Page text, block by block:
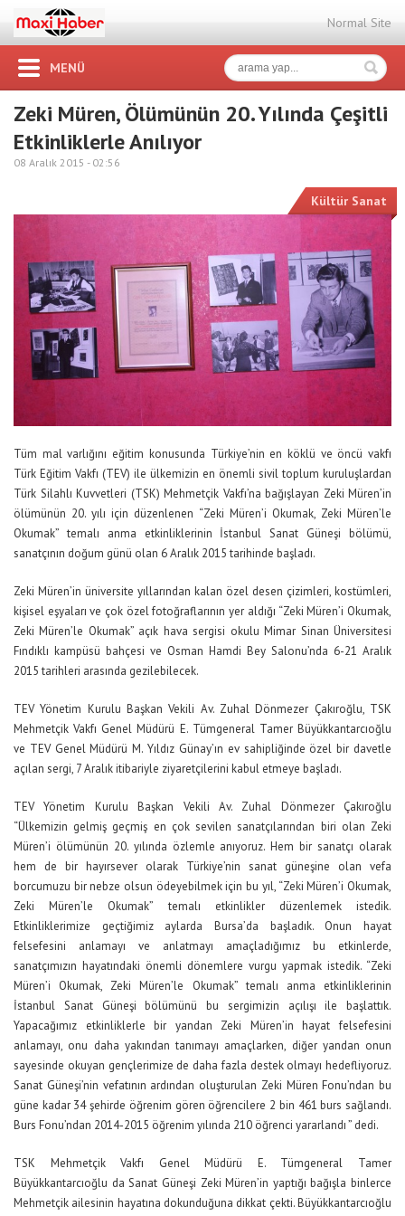
Normal Site
MENÜ
Zeki Müren, Ölümünün 20. Yılında Çeşitli
Etkinliklerle Anılıyor
08 Aralık 2015 - 02:56
Kültür Sanat
Tüm mal varlığını eğitim konusunda Türkiye’nin en köklü ve öncü vakfı
Türk Eğitim Vakfı (TEV) ile ülkemizin en önemli sivil toplum kuruluşlardan
Türk Silahlı Kuvvetleri (TSK) Mehmetçik Vakfı’na bağışlayan Zeki Müren’in
ölümünün 20. yılı için düzenlenen “Zeki Müren’i Okumak, Zeki Müren’le
Okumak” temalı anma etkinliklerinin İstanbul Sanat Güneşi bölümü,
sanatçının doğum günü olan 6 Aralık 2015 tarihinde başladı.
Zeki Müren’in üniversite yıllarından kalan özel desen çizimleri, kostümleri,
kişisel eşyaları ve çok özel fotoğraflarının yer aldığı “Zeki Müren’i Okumak,
Zeki Müren’le Okumak” açık hava sergisi okulu Mimar Sinan Üniversitesi
Fındıklı kampüsü bahçesi ve Osman Hamdi Bey Salonu’nda 6-21 Aralık
2015 tarihleri arasında gezilebilecek.
TEV Yönetim Kurulu Başkan Vekili Av. Zuhal Dönmezer Çakıroğlu, TSK
Mehmetçik Vakfı Genel Müdürü E. Tümgeneral Tamer Büyükkantarcıoğlu
ve TEV Genel Müdürü M. Yıldız Günay’ın ev sahipliğinde özel bir davetle
açılan sergi, 7 Aralık itibariyle ziyaretçilerini kabul etmeye başladı.
TEV Yönetim Kurulu Başkan Vekili Av. Zuhal Dönmezer Çakıroğlu
“Ülkemizin gelmiş geçmiş en çok sevilen sanatçılarından biri olan Zeki
Müren’i ölümünün 20. yılında özlemle anıyoruz. Hem bir sanatçı olarak
hem de bir hayırsever olarak Türkiye’nin sanat güneşine olan vefa
borcumuzu bir nebze olsun ödeyebilmek için bu yıl, “Zeki Müren’i Okumak,
Zeki Müren’le Okumak” temalı etkinlikler düzenlemek istedik.
Etkinliklerimize geçtiğimiz aylarda Bursa’da başladık. Onun hayat
felsefesini anlamayı ve anlatmayı amaçladığımız bu etkinlerde,
sanatçımızın hayatındaki önemli dönemlere vurgu yapmak istedik. “Zeki
Müren’i Okumak, Zeki Müren’le Okumak” temalı anma etkinliklerinin
İstanbul Sanat Güneşi bölümünü bu sergimizin açılışı ile başlattık.
Yapacağımız etkinliklerle bir yandan Zeki Müren’in hayat felsefesini
anlamayı, onu daha yakından tanımayı amaçlarken, diğer yandan onun
sayesinde okuyan gençlerimize de daha fazla destek olmayı hedefliyoruz.
Sanat Güneşi’nin vefatının ardından oluşturulan Zeki Müren Fonu’ndan bu
güne kadar 34 şehirde öğrenim gören öğrencilere 2 bin 461 burs sağlandı.
Burs Fonu’ndan 2014-2015 öğrenim yılında 210 öğrenci yararlandı ” dedi.
TSK Mehmetçik Vakfı Genel Müdürü E. Tümgeneral Tamer
Büyükkantarcıoğlu da Sanat Güneşi Zeki Müren’in yaptığı bağışla binlerce
Mehmetçik ailesinin hayatına dokunduğuna dikkat çekti. Büyükkantarcıoğlu